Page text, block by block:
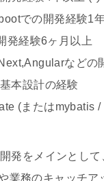
の開発経験1年
験6ヶ月以上
などの開
設計の経験
はmybatis /
発をメインとして
ッチアップ等